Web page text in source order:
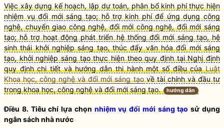
Việc xây dựng kế hoạch, lập dự toán, phân bổ kinh phí thực hiện
nhiệm vụ đổi mới sáng tạo; hỗ trợ kinh phí để ứng dụng công
nghệ, chuyển giao công nghệ, đổi mới công nghệ, đổi mới sáng
tạo; hỗ trợ hoạt động phát triển hệ thống đổi mới sáng tạo, hệ
sinh thái khởi nghiệp sáng tạo, thúc đẩy văn hóa đổi mới sáng
tạo, khởi nghiệp sáng tạo thực hiện theo quy định tại Nghị định
quy định chi tiết và hướng dẫn thi hành một số điều củaLuật
Khoa học, công nghệ và đổi mới sáng tạovề tài chính và đầu tư
trongkhoa học,công nghệvàđổi mới sáng tạo. hướng dẫn
Điều 8. Tiêu chí lựa chọn nhiệm vụ đổi mới sáng tạo sử dụng
ngân sách nhà nước